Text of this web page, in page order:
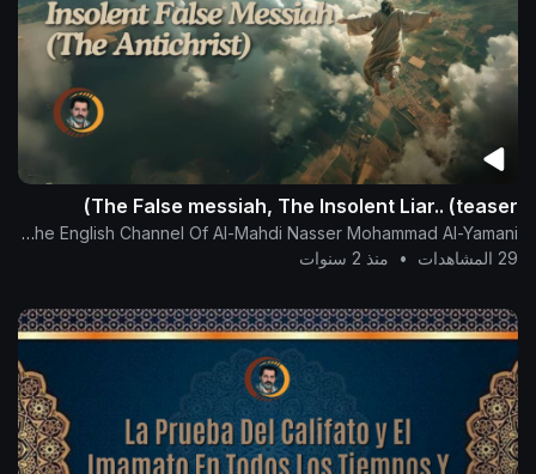
The False messiah, The Insolent Liar.. (teaser)
The English Channel Of Al-Mahdi Nasser Mohammad Al-Yamani
29 المشاهدات
• منذ 2 سنوات